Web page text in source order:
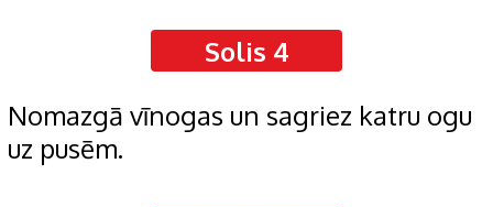
Solis 4
Nomazgā vīnogas un sagriez katru ogu
uz pusēm.